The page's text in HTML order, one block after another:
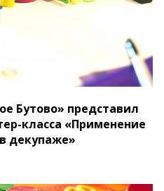
Бутово» представил
класса «Применение
декупаже»